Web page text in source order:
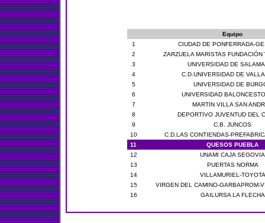
Equipo
1
CIUDAD DE PONFERRADA-
2
ZARZUELA MARISTAS
3
UNIVERSIDAD DE
4
C.D.UNIVERSIDAD DE
5
UNIVERSIDAD DE
6
UNIVERSIDAD
7
MARTIN VILLA SAN
8
DEPORTIVO JUVENTUD DEL
9
C.B. JUNCOS
10
C.D.LAS CONTIENDAS-
11
QUESOS PUEBLA
12
UNAMI CAJA SEGOVIA
13
PUERTAS NORMA
14
VILLAMURIEL-TOYOTA
15
VIRGEN DEL CAMINO-GARBAPROM-
16
GAILURSA LA FLECHA